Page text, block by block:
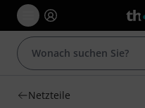
Netzteile